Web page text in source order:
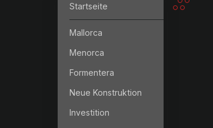
Startseite
Mallorca
Menorca
Formentera
Neue Konstruktion
Investition